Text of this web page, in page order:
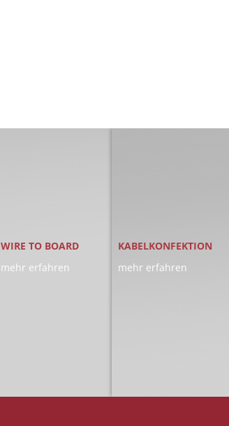
WIRE TO BOARD
mehr erfahren
KABELKONFEKTION
mehr erfahren